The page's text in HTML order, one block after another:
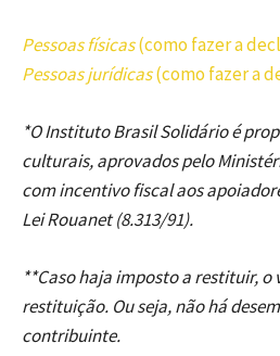
Pessoas físicas(como fazer a
Pessoas jurídicas(como fazer a
*O Instituto Brasil Solidário é
culturais, aprovados pelo
com incentivo fiscal aos
Lei Rouanet (8.313/91).
**Caso haja imposto a restituir,
restituição. Ou seja, não há
contribuinte.